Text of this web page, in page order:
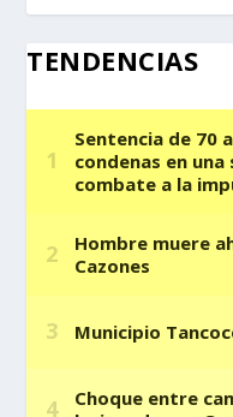
TENDENCIAS